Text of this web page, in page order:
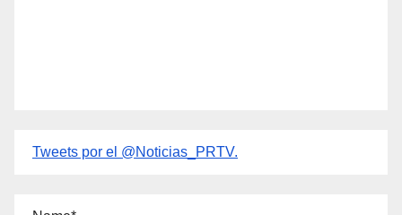
Tweets por el @Noticias_PRTV.